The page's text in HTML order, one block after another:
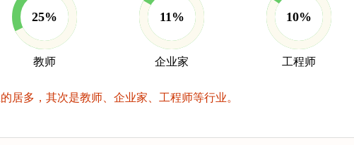
25%
教师
11%
企业家
10%
工程师
居多，其次是教师、企业家、工程师等行业。